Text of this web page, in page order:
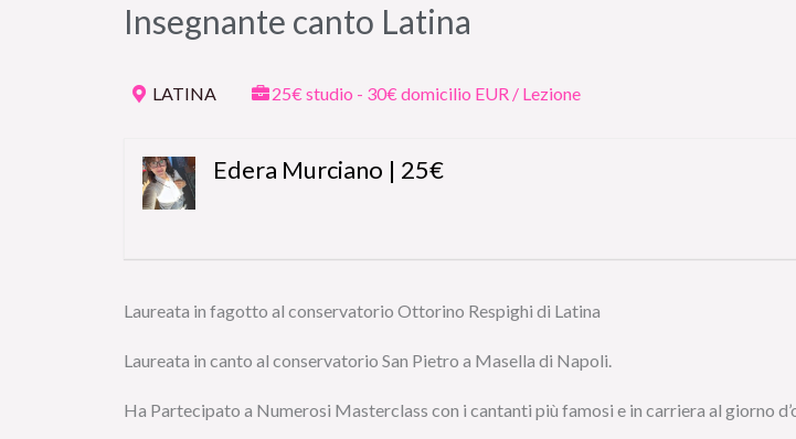
Insegnante canto Latina
LATINA 25€ studio - 30€ domicilio EUR / Lezione
Edera Murciano | 25€
Laureata in fagotto al conservatorio Ottorino Respighi di Latina
Laureata in canto al conservatorio San Pietro a Masella di Napoli.
Ha Partecipato a Numerosi Masterclass con i cantanti più famosi e in carriera al giorno